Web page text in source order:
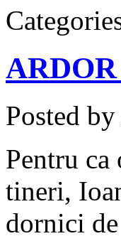
Posted
Pentru
tineri,
dornici